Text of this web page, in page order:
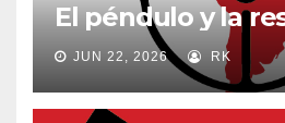
El péndulo y la
JUN 22, 2026 RK